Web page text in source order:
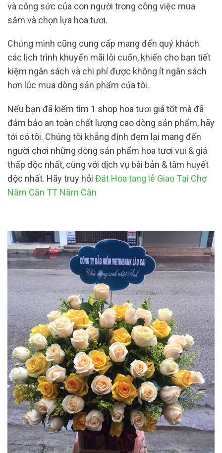
và công sức của con người trong công việc mua
sắm và chọn lựa hoa tươi.
Chúng mình cũng cung cấp mang đến quý khách
các lịch trình khuyến mãi lôi cuốn, khiến cho bạn tiết
kiệm ngân sách và chi phí được không ít ngân sách
hơn lúc mua dòng sản phẩm của tôi.
Nếu bạn đã kiếm tìm 1 shop hoa tươi giá tốt mà đã
đảm bảo an toàn chất lượng cao dòng sản phẩm, hãy
tới có tôi. Chúng tôi khẳng định đem lại mang đến
người chơi những dòng sản phẩm hoa tươi vui & giá
thấp độc nhất, cùng với dịch vụ bài bản & tâm huyết
độc nhất. Hãy truy hỏi Đăt Hoa tang lễ Giao Tại Chợ
Năm Căn TT Năm Căn